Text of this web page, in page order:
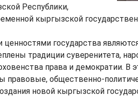
Республики,
кыргызской
государства
традиции суверенитета,
права и демократии. В
правовые, общественно-
новой кыргызской